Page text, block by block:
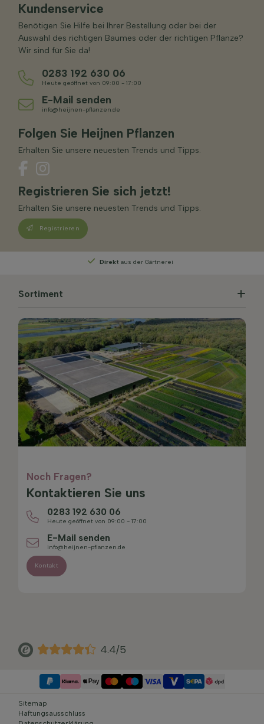
Kundenservice
Benötigen Sie Hilfe bei Ihrer Bestellung oder bei der
Auswahl des richtigen Baumes oder der richtigen Pflanze?
Wir sind für Sie da!
0283 192 630 06
Heute geöffnet von 09:00 - 17:00
E-Mail senden
info@heijnen-pflanzen.de
Folgen Sie Heijnen Pflanzen
Erhalten Sie unsere neuesten Trends und Tipps.
Registrieren Sie sich jetzt!
Erhalten Sie unsere neuesten Trends und Tipps.
Registrieren
Persönliche Beratung
Sortiment
Noch Fragen?
Kontaktieren Sie uns
0283 192 630 06
Heute geöffnet von 09:00 - 17:00
E-Mail senden
info@heijnen-pflanzen.de
Kontakt
4.4/5
Sitemap
Haftungsausschluss